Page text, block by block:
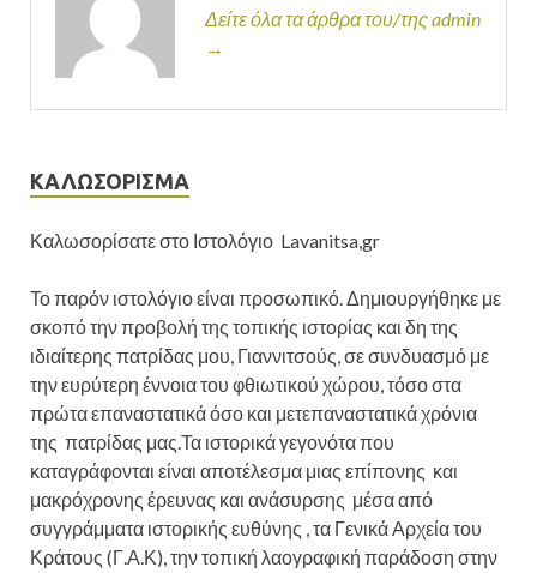
Δείτε όλα τα άρθρα του/της admin
→
ΚΑΛΩΣΟΡΙΣΜΑ
Καλωσορίσατε στο Ιστολόγιο Lavanitsa,gr
Το παρόν ιστολόγιο είναι προσωπικό. Δημιουργήθηκε με
σκοπό την προβολή της τοπικής ιστορίας και δη της
ιδιαίτερης πατρίδας μου, Γιαννιτσούς, σε συνδυασμό με
την ευρύτερη έννοια του φθιωτικού χώρου, τόσο στα
πρώτα επαναστατικά όσο και μετεπαναστατικά χρόνια
της πατρίδας μας.Τα ιστορικά γεγονότα που
καταγράφονται είναι αποτέλεσμα μιας επίπονης και
μακρόχρονης έρευνας και ανάσυρσης μέσα από
συγγράμματα ιστορικής ευθύνης , τα Γενικά Αρχεία του
Κράτους (Γ.Α.Κ), την τοπική λαογραφική παράδοση στην